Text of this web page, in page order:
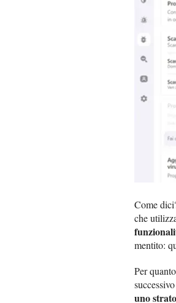
Come
che
mentito:
Per
uno